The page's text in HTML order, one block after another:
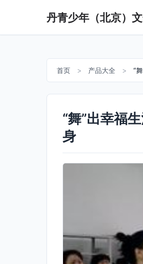
丹青少年（北京）
首页 > 产品大全 > “
“舞”出幸福
身